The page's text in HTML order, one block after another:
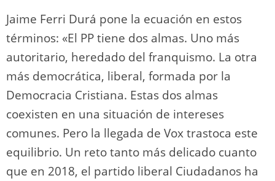
Jaime Ferri Durá pone la ecuación en estos
términos: «El PP tiene dos almas. Uno más
autoritario, heredado del franquismo. La otra
más democrática, liberal, formada por la
Democracia Cristiana. Estas dos almas
coexisten en una situación de intereses
comunes. Pero la llegada de Vox trastoca este
equilibrio. Un reto tanto más delicado cuanto
que en 2018, el partido liberal Ciudadanos ha